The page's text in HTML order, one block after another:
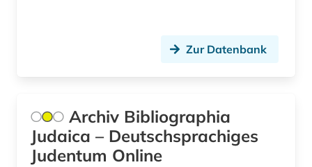
biografie (9)
biographie (2)
Liechtenstein (1)
Makedonien (4)
Zur Datenbank
Archiv Bibliographia
Judaica – Deutschsprachiges
Judentum Online